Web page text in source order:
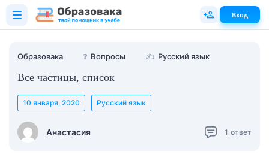
Образовака ❓ Вопросы ✍ Русский язык
Все частицы, список
Анастасия
10 января, 2020 Русский язык
1 ответ
Вход